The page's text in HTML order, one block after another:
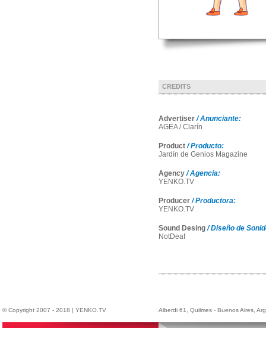
CREDITS
Advertiser/ Anunciante:
AGEA / Clarín
Product/ Producto:
Jardín de Genios Magazine
Agency/ Agencia:
YENKO.TV
Producer/ Productora:
YENKO.TV
Sound Desing/ Diseño de
NotDeaf
© Copyright 2007 - 2018 | YENKO.TV Alberdi 61, Quilmes - Buenos Aires,